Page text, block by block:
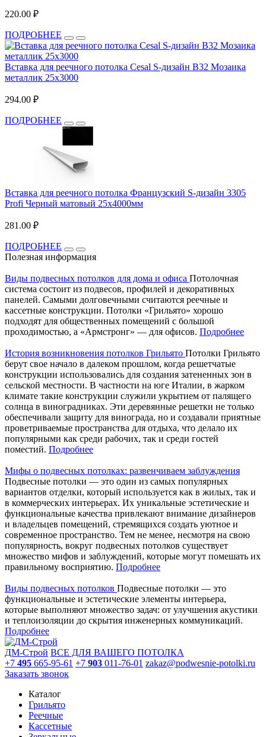
220.00 ₽
ПОДРОБНЕЕ
Вставка для реечного потолка Cesal S-дизайн В32 Мозаика
металлик 25х3000
294.00 ₽
ПОДРОБНЕЕ
Вставка для реечного потолка Французский S-дизайн 3305
Profi Черный матовый 25х4000мм
281.00 ₽
ПОДРОБНЕЕ
Полезная информация
Виды подвесных потолков для дома и офиса Потолочная
система состоит из подвесов, профилей и декоративных
панелей. Самыми долговечными считаются реечные и
кассетные конструкции. Потолки «Грильято» хорошо
подходят для общественных помещений с большой
проходимостью, а «Армстронг» — для офисов. Подробнее
История возникновения потолков Грильято Потолки Грильято
берут свое начало в далеком прошлом, когда решетчатые
конструкции использовались для создания затененных зон в
сельской местности. В частности на юге Италии, в жарком
климате такие конструкции служили укрытием от палящего
солнца в виноградниках. Эти деревянные решетки не только
обеспечивали защиту для винограда, но и создавали приятные
проветриваемые пространства для отдыха, что делало их
популярными как среди рабочих, так и среди гостей
поместий. Подробнее
Мифы о подвесных потолках: развенчиваем заблуждения
Подвесные потолки — это один из самых популярных
вариантов отделки, который используется как в жилых, так и
в коммерческих интерьерах. Их уникальные эстетические и
функциональные качества привлекают внимание дизайнеров
и владельцев помещений, стремящихся создать уютное и
современное пространство. Тем не менее, несмотря на свою
популярность, вокруг подвесных потолков существует
множество мифов и заблуждений, которые могут помешать их
правильному восприятию. Подробнее
Виды подвесных потолков Подвесные потолки — это
функциональные и эстетические элементы интерьера,
которые выполняют множество задач: от улучшения акустики
и теплоизоляции до скрытия инженерных коммуникаций.
Подробнее
ДМ-Строй ВСЕ ДЛЯ ВАШЕГО ПОТОЛКА
+7 495 665-95-61 +7 903 011-76-01 zakaz@podwesnie-potolki.ru
Заказать звонок
Каталог
Грильято
Реечные
Кассетные